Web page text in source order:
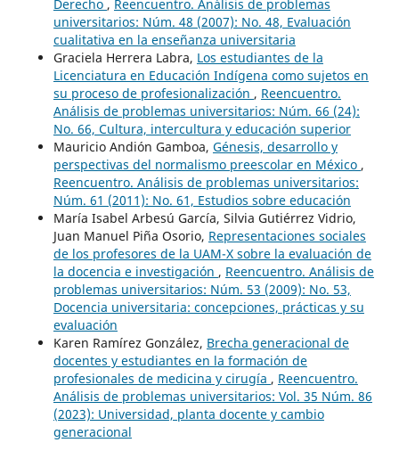
Derecho , Reencuentro. Análisis de problemas
universitarios: Núm. 48 (2007): No. 48, Evaluación
cualitativa en la enseñanza universitaria
Graciela Herrera Labra, Los estudiantes de la
Licenciatura en Educación Indígena como sujetos en
su proceso de profesionalización , Reencuentro.
Análisis de problemas universitarios: Núm. 66 (24):
No. 66, Cultura, intercultura y educación superior
Mauricio Andión Gamboa, Génesis, desarrollo y
perspectivas del normalismo preescolar en México ,
Reencuentro. Análisis de problemas universitarios:
Núm. 61 (2011): No. 61, Estudios sobre educación
María Isabel Arbesú García, Silvia Gutiérrez Vidrio,
Juan Manuel Piña Osorio, Representaciones sociales
de los profesores de la UAM-X sobre la evaluación de
la docencia e investigación , Reencuentro. Análisis de
problemas universitarios: Núm. 53 (2009): No. 53,
Docencia universitaria: concepciones, prácticas y su
evaluación
Karen Ramírez González, Brecha generacional de
docentes y estudiantes en la formación de
profesionales de medicina y cirugía , Reencuentro.
Análisis de problemas universitarios: Vol. 35 Núm. 86
(2023): Universidad, planta docente y cambio
generacional